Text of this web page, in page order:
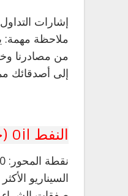
إشارات التداول للساعات المقبلة
ملاحظة مهمة:
من مصادرنا
إلى أصدقائك
النفط Oil (خام غرب تكساس الوسيط WTI CRUDE) (F20
نقطة المحور: 72.70
السيناريو